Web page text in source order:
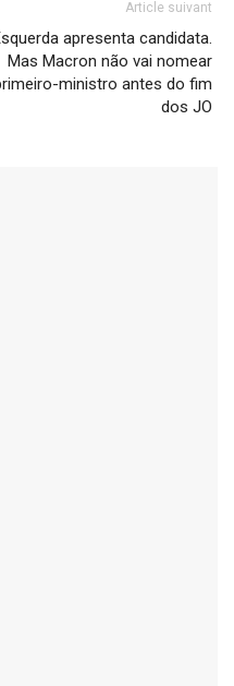
Article suivant
apresenta candidata.
Mas Macron não vai nomear
ministro antes do fim
dos JO